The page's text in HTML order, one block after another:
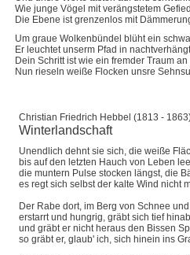
Wie junge Vögel mit verängstetem
Die Ebene ist grenzenlos mit
Um graue Wolkenbündel blüht ein
Er leuchtet unserm Pfad in
Dein Schritt ist wie ein fremder Traum
Nun rieseln weiße Flocken unsre
Christian Friedrich Hebbel (1813 -
Winterlandschaft
Unendlich dehnt sie sich, die weiße
bis auf den letzten Hauch von Leben
die muntern Pulse stocken längst, die
es regt sich selbst der kalte Wind nicht
Der Rabe dort, im Berg von Schnee
erstarrt und hungrig, gräbt sich tief
und gräbt er nicht heraus den Bissen
so gräbt er, glaub' ich, sich hinein ins